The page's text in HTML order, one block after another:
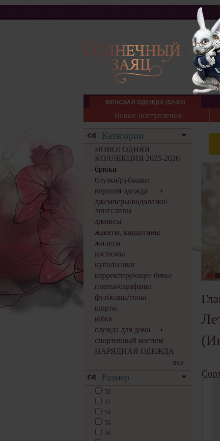
ЖЕНСКАЯ ОДЕЖДА (52-84)
Новые поступления
Категории
НОВОГОДНЯЯ
КОЛЛЕКЦИЯ 2025-2026
брюки
блузки/рубашки
верхняя одежда
джемперы/водолазки/
лонгсливы
джинсы
жакеты, кардиганы
жилеты
костюмы
купальники
корректирующее белье
платья/сарафаны
футболки/топы
шорты
юбки
одежда для дома
спортивный костюм
НАРЯДНАЯ ОДЕЖДА
всё
Размер
50
52
54
56
58